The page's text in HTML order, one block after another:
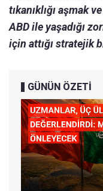
tıkanıklığı aşmak
ABD ile yaşadığı
için attığı stratejik
GÜNÜN ÖZETİ